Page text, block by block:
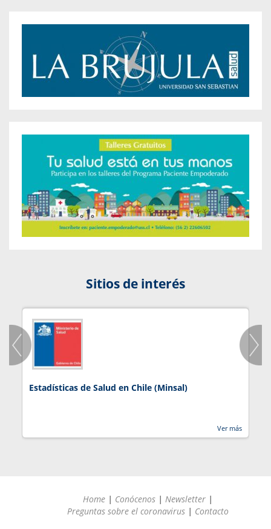
Sitios de interés
Estadísticas de Salud en Chile (Minsal)
Ver más
Home | Conócenos | Newsletter |
Preguntas sobre el coronavirus | Contacto